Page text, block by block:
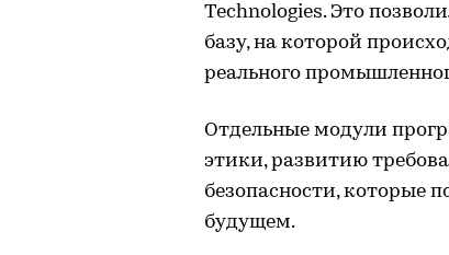
Technologies. Это
базу, на которой
реального
Отдельные модули
этики, развитию
безопасности, которые
будущем.